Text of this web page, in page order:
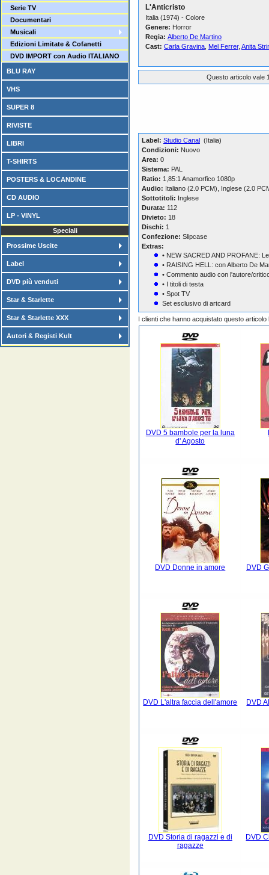
Serie TV
Documentari
Musicali
Edizioni Limitate & Cofanetti
DVD IMPORT con Audio ITALIANO
BLU RAY
VHS
SUPER 8
RIVISTE
LIBRI
T-SHIRTS
POSTERS & LOCANDINE
CD AUDIO
LP - VINYL
Speciali
Prossime Uscite
Label
DVD più venduti
Star & Starlette
Star & Starlette XXX
Autori & Registi Kult
L'Anticristo
Italia (1974) - Colore
Genere: Horror
Regia: Alberto De Martino
Cast: Carla Gravina Mel Ferrer, Anita
Questo articolo vale
Label: Studio Canal (Italia)
Condizioni: Nuovo
Area: 0
Sistema: PAL
Ratio: 1,85:1 Anamorfico 1080p
Audio: Italiano (2.0 PCM), Inglese (2.0
Sottotitoli: Inglese
Durata: 112
Divieto: 18
Dischi: 1
Confezione: Slipcase
Extras:
• NEW SACRED AND PROFANE:
• RAISING HELL: con Alberto De
• Commento audio con l'autore/
• I titoli di testa
• Spot TV
Set esclusivo di artcard
I clienti che hanno acquistato questo
DVD 5 bambole per la luna
d' Agosto
DVD Donne in amore DVD
DVD L'altra faccia dell'amore DVD
DVD Storia di ragazzi e di
ragazze
DVD